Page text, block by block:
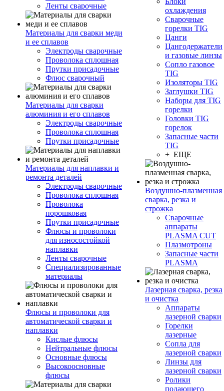
Ленты сварочные
Материалы для сварки меди
и ее сплавов
Электроды сварочные
Проволока сплошная
Прутки присадочные
Флюс сварочный
Материалы для сварки
алюминия и его сплавов
Электроды сварочные
Проволока сплошная
Прутки присадочные
Материалы для наплавки и
ремонта деталей
Электроды сварочные
Проволока сплошная
Проволока
порошковая
Прутки присадочные
Флюсы и проволоки
для износостойкой
наплавки
Ленты сварочные
Специализированные
материалы
Флюсы и проволоки для
автоматической сварки и
наплавки
Кислые флюсы
Нейтральные флюсы
Основные флюсы
Высокоосновные
флюсы
охлаждения
Сварочные
горелки TIG
Цанги
Цангодержатели
и газовые линзы
Сопло газовое
TIG
Изоляторы TIG
Заглушки TIG
Наборы для TIG
горелки
Головки TIG
горелок
Запасные части
TIG
+ ЕЩЕ
Воздушно-плазменная
сварка, резка и
строжка
Сварочные
аппараты
PLASMA CUT
Плазмотроны
Запасные части
PLASMA
Лазерная сварка, резка
и очистка
Аппараты
лазерной сварки
Горелки
лазерные
Сопла для
лазерной сварки
Линзы для
лазерной сварки
Ролики
подающего